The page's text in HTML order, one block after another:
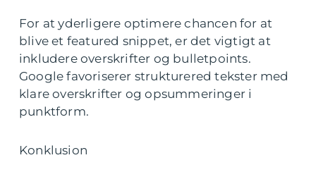
For at yderligere optimere chancen for at
blive et featured snippet, er det vigtigt at
inkludere overskrifter og bulletpoints.
Google favoriserer strukturered tekster med
klare overskrifter og opsummeringer i
punktform.
Konklusion